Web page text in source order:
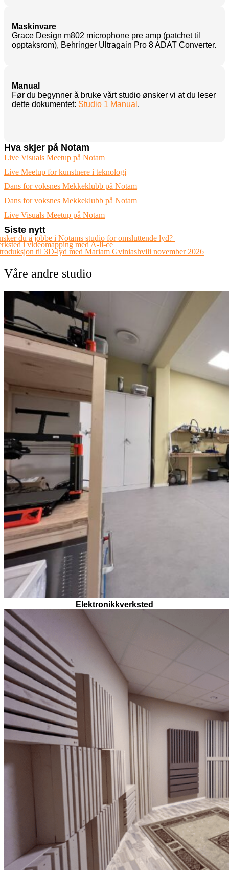
Maskinvare
Grace Design m802 microphone pre amp (patchet til
opptaksrom), Behringer Ultragain Pro 8 ADAT Converter.
Manual
Før du begynner å bruke vårt studio ønsker vi at du leser
dette dokumentet: Studio 1 Manual .
Hva skjer på Notam
Live Visuals Meetup på Notam
Live Meetup for kunstnere i teknologi
Dans for voksnes Mekkeklubb på Notam
Dans for voksnes Mekkeklubb på Notam
Live Visuals Meetup på Notam
Siste nytt
du å jobbe i Notams studio for omsluttende lyd?
i videomapping med A-li-ce
til 3D-lyd med Mariam Gviniashvili november 2026
Våre andre studio
Elektronikkverksted